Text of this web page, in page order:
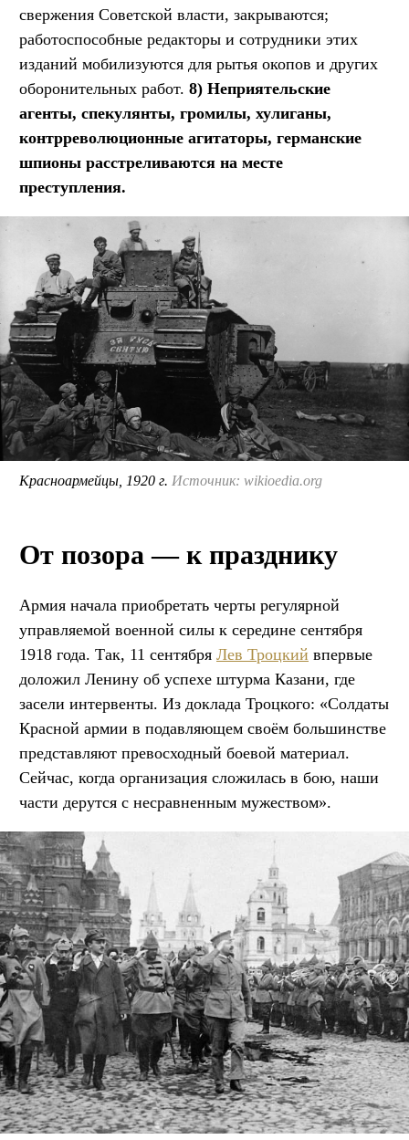
свержения Советской власти, закрываются;
работоспособные редакторы и сотрудники этих
изданий мобилизуются для рытья окопов и других
оборонительных работ. 8) Неприятельские
агенты, спекулянты, громилы, хулиганы,
контрреволюционные агитаторы, германские
шпионы расстреливаются на месте
преступления.
Красноармейцы, 1920 г. Источник: wikioedia.org
От позора — к празднику
Армия начала приобретать черты регулярной
управляемой военной силы к середине сентября
1918 года. Так, 11 сентября Лев Троцкий впервые
доложил Ленину об успехе штурма Казани, где
засели интервенты. Из доклада Троцкого: «Солдаты
Красной армии в подавляющем своём большинстве
представляют превосходный боевой материал.
Сейчас, когда организация сложилась в бою, наши
части дерутся с несравненным мужеством».